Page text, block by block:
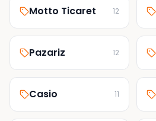
Motto Ticaret 12
Pazariz 12
Casio 11